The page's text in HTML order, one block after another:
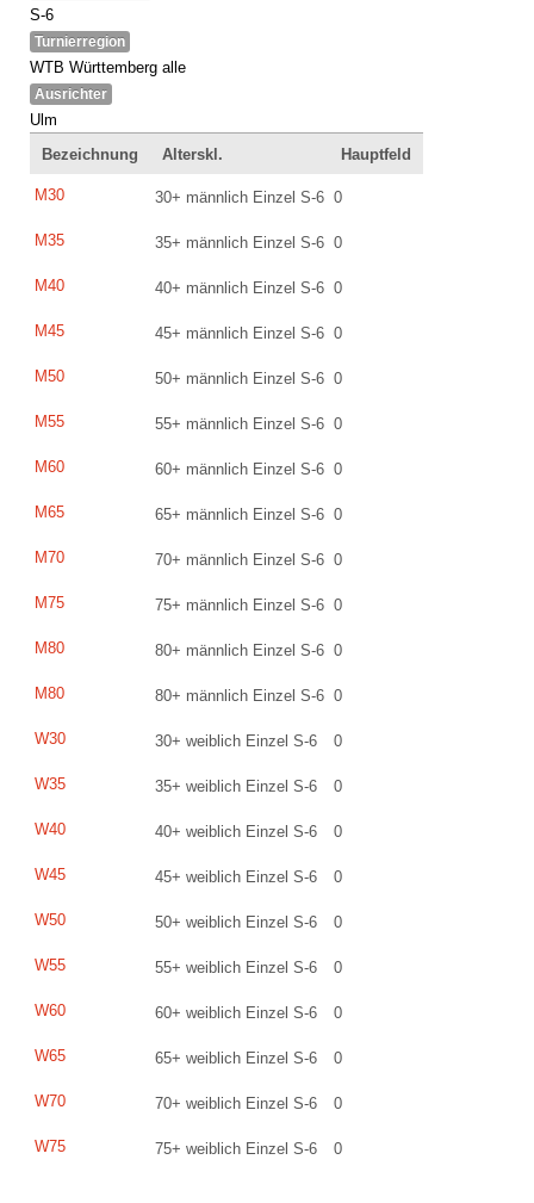
S-6
Turnierregion
WTB Württemberg alle
Ausrichter
Ulm
Bezeichnung
Alterskl. Hauptfeld
M30 30+ männlich Einzel S-6 0
M35 35+ männlich Einzel S-6 0
M40 40+ männlich Einzel S-6 0
M45 45+ männlich Einzel S-6 0
M50 50+ männlich Einzel S-6 0
M55 55+ männlich Einzel S-6 0
M60 60+ männlich Einzel S-6 0
M65 65+ männlich Einzel S-6 0
M70 70+ männlich Einzel S-6 0
M75 75+ männlich Einzel S-6 0
M80 80+ männlich Einzel S-6 0
M80 80+ männlich Einzel S-6 0
W30 30+ weiblich Einzel S-6 0
W35 35+ weiblich Einzel S-6 0
W40 40+ weiblich Einzel S-6 0
W45 45+ weiblich Einzel S-6 0
W50 50+ weiblich Einzel S-6 0
W55 55+ weiblich Einzel S-6 0
W60 60+ weiblich Einzel S-6 0
W65 65+ weiblich Einzel S-6 0
W70 70+ weiblich Einzel S-6 0
W75 75+ weiblich Einzel S-6 0